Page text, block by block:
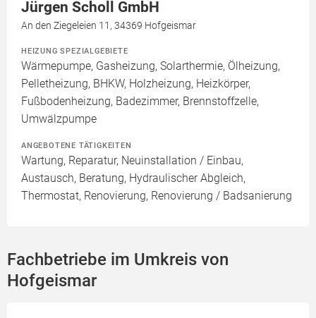
Jürgen Scholl GmbH
An den Ziegeleien 11, 34369 Hofgeismar
HEIZUNG SPEZIALGEBIETE
Wärmepumpe, Gasheizung, Solarthermie, Ölheizung,
Pelletheizung, BHKW, Holzheizung, Heizkörper,
Fußbodenheizung, Badezimmer, Brennstoffzelle,
Umwälzpumpe
ANGEBOTENE TÄTIGKEITEN
Wartung, Reparatur, Neuinstallation / Einbau,
Austausch, Beratung, Hydraulischer Abgleich,
Thermostat, Renovierung, Renovierung / Badsanierung
Fachbetriebe im Umkreis von
Hofgeismar